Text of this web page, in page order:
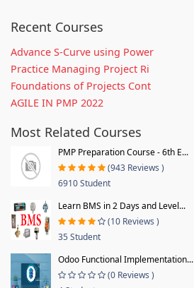
Recent Courses
Advance S-Curve using Power
Practice Managing Project Ri
Foundations of Projects Cont
AGILE IN PMP 2022
Most Related Courses
PMP Preparation Course - 6th E...
(943 Reviews )
6910 Student
Learn BMS in 2 Days and Level...
(10 Reviews )
35 Student
Odoo Functional Implementation...
(0 Reviews )